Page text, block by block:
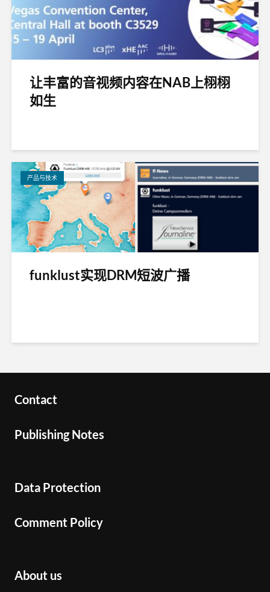
让丰富的音视频内容在NAB上栩栩
如生
产品与技术
funklust实现DRM短波广播
Contact
Publishing Notes
Data Protection
Comment Policy
About us